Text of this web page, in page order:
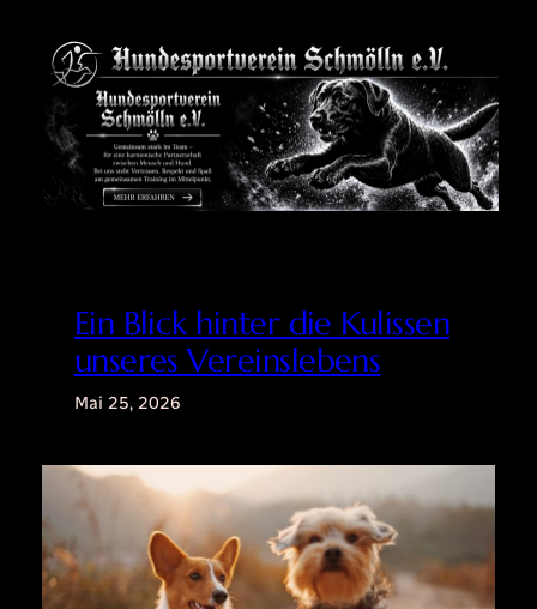
Inhalt
springen
Ein Blick hinter die Kulissen
unseres Vereinslebens
Mai 25, 2026